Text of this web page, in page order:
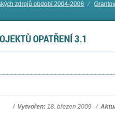
zdrojů období 2004-2006 ⁄
OPATŘENÍ 3.1
/ Vytvořen: 18. březen 2009 /